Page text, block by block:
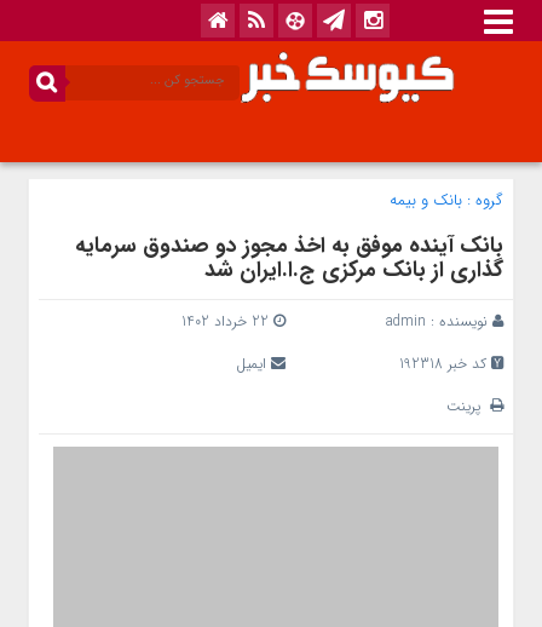
گروه : بانک‌ و بیمه
بانک آینده موفق به اخذ مجوز دو صندوق سرمایه
گذاری از بانک مرکزی ج.ا.ایران شد
نویسنده : admin
کد خبر 192318
ایمیل
پرینت